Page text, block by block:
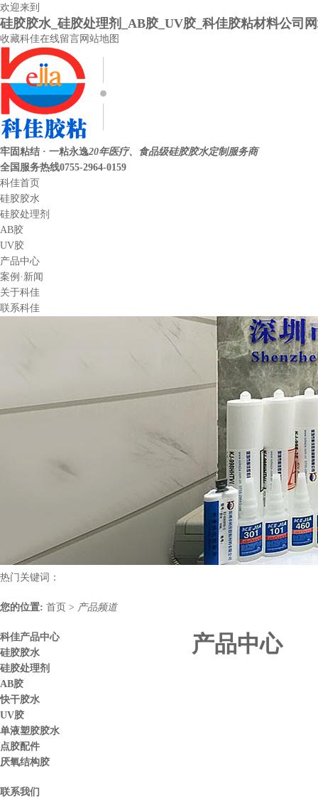
欢迎来到
硅胶胶水_硅胶处理剂_AB胶_UV胶_科佳胶粘材料公司
收藏科佳在线留言网站地图
牢固粘结 · 一粘永逸20年医疗、食品级硅胶胶水定制服务商
全国服务热线0755-2964-0159
科佳首页
硅胶胶水
硅胶处理剂
AB胶
UV胶
产品中心
案例·新闻
关于科佳
联系科佳
热门关键词：
您的位置: 首页 > 产品频道
科佳产品中心
硅胶胶水
硅胶处理剂
AB胶
快干胶水
UV胶
单液塑胶胶水
点胶配件
厌氧结构胶
联系我们
产品中心